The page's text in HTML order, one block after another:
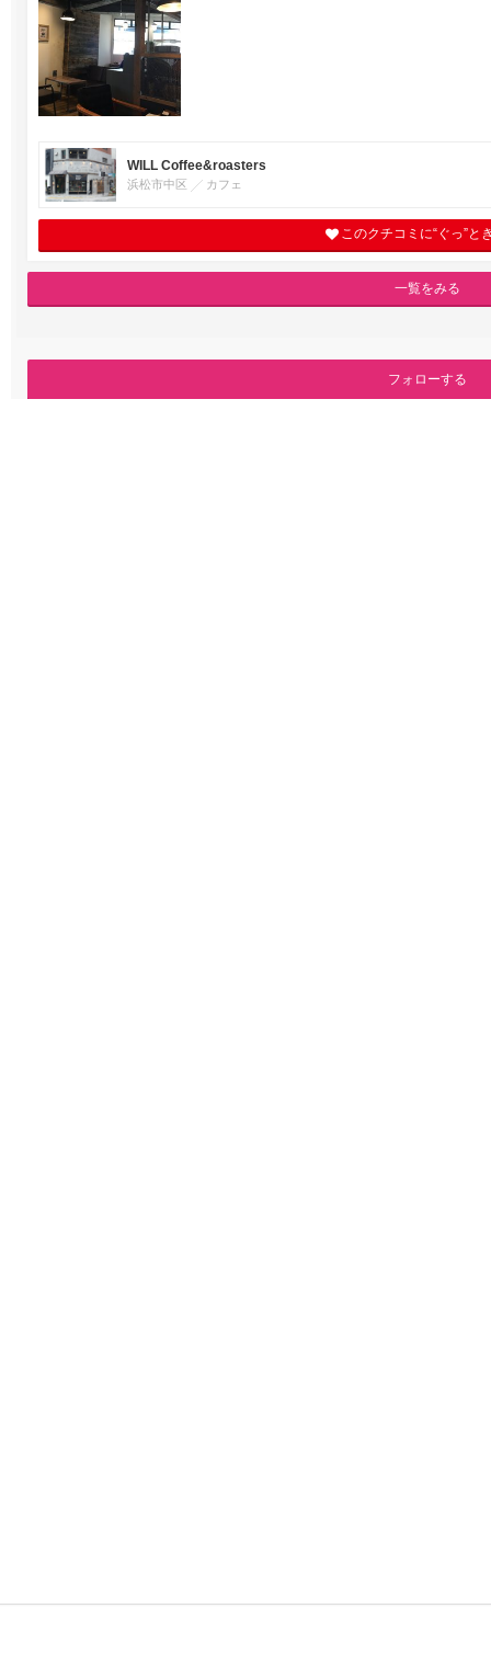
WILL Coffee&roasters
浜松市中区 カフェ
このクチコミに“ぐっ”と
一覧をみる
フォローする